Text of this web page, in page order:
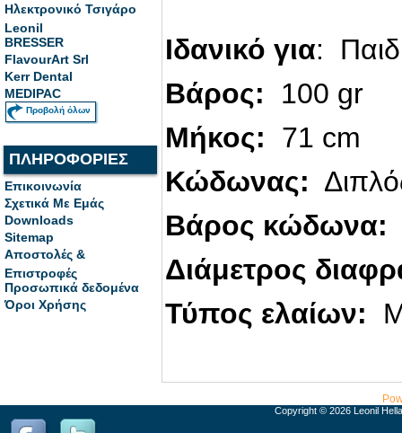
Ηλεκτρονικό Τσιγάρο
Leonil
BRESSER
FlavourArt Srl
Kerr Dental
MEDIPAC
Προβολή όλων
ΠΛΗΡΟΦΟΡΙΕΣ
Επικοινωνία
Σχετικά Με Εμάς
Downloads
Sitemap
Αποστολές &
Επιστροφές
Προσωπικά δεδομένα
Όροι Χρήσης
Ιδανικό για:
Βάρος: 100 gr
Μήκος: 71 cm
Κώδωνας:
Βάρος κώδωνα:
Διάμετρος
Τύπος ελαίων:
Copyright © 2026 Leonil